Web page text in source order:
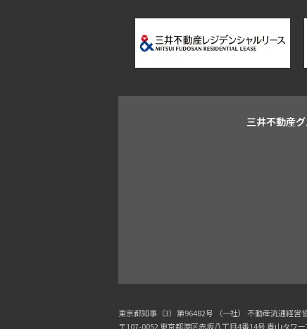
三井不動産
東京都知事（3）第96482号 （一社） 不動産流通経
〒107-0052 東京都港区赤坂八丁目4番14号 青山タワ